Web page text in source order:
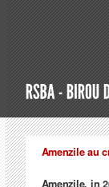
Amenzile au
Amenzile, in